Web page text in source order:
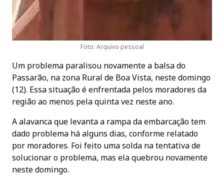
Foto: Arquivo pessoal
Um problema paralisou novamente a balsa do
Passarão, na zona Rural de Boa Vista, neste domingo
(12). Essa situação é enfrentada pelos moradores da
região ao menos pela quinta vez neste ano.
A alavanca que levanta a rampa da embarcação tem
dado problema há alguns dias, conforme relatado
por moradores. Foi feito uma solda na tentativa de
solucionar o problema, mas ela quebrou novamente
neste domingo.